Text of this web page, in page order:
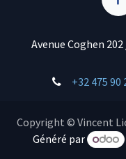
Avenue Coghen
+32 475 90
Copyright © Vincent
Généré par